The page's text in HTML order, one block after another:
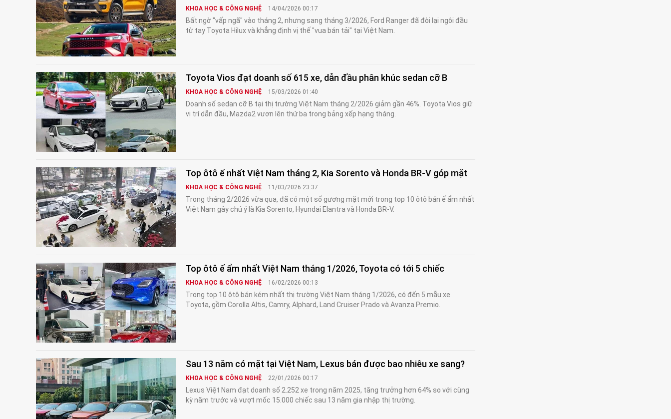
KHOA HỌC & CÔNG NGHỆ 14/04/2026 00:17
Bất ngờ "vấp ngã" vào tháng 2, nhưng sang tháng 3/2026, Ford Ranger đã đòi lại ngôi đầu
từ tay Toyota Hilux và khẳng định vị thế "vua bán tải" tại Việt Nam.
Toyota Vios đạt doanh số 615 xe, dẫn đầu phân khúc sedan cỡ B
KHOA HỌC & CÔNG NGHỆ 15/03/2026 01:40
Doanh số sedan cỡ B tại thị trường Việt Nam tháng 2/2026 giảm gần 46%. Toyota Vios giữ
vị trí dẫn đầu, Mazda2 vươn lên thứ ba trong bảng xếp hạng tháng.
Top ôtô ế nhất Việt Nam tháng 2, Kia Sorento và Honda BR-V góp mặt
KHOA HỌC & CÔNG NGHỆ 11/03/2026 23:37
Trong tháng 2/2026 vừa qua, đã có một số gương mặt mới trong top 10 ôtô bán ế ẩm nhất
Việt Nam gây chú ý là Kia Sorento, Hyundai Elantra và Honda BR-V.
Top ôtô ế ẩm nhất Việt Nam tháng 1/2026, Toyota có tới 5 chiếc
KHOA HỌC & CÔNG NGHỆ 16/02/2026 00:13
Trong top 10 ôtô bán kém nhất thị trường Việt Nam tháng 1/2026, có đến 5 mẫu xe
Toyota, gồm Corolla Altis, Camry, Alphard, Land Cruiser Prado và Avanza Premio.
Sau 13 năm có mặt tại Việt Nam, Lexus bán được bao nhiêu xe sang?
KHOA HỌC & CÔNG NGHỆ 22/01/2026 00:17
Lexus Việt Nam đạt doanh số 2.252 xe trong năm 2025, tăng trưởng hơn 64% so với cùng
kỳ năm trước và vượt mốc 15.000 chiếc sau 13 năm gia nhập thị trường.